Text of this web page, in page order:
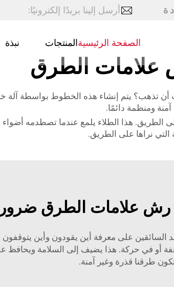
أرسل إلينا بريدًا إلكترونيًا:
الصفحة الرئيسية المنتجات نبذة
علامات الطرق
تذهب؟ يتم إنشاء هذه الخطوط بواسطة
ومنظمة دائمًا.
هذا الطلاء يلمع عندما تصطدمه
نراها على الطريق.
رش علامات الطرق
على معرفة أين يقودون وأين يتوقفون
أو في حركة. هذا يضيف إلى السلامة ويحافظ
طرقنا قذرة وغير آمنة.